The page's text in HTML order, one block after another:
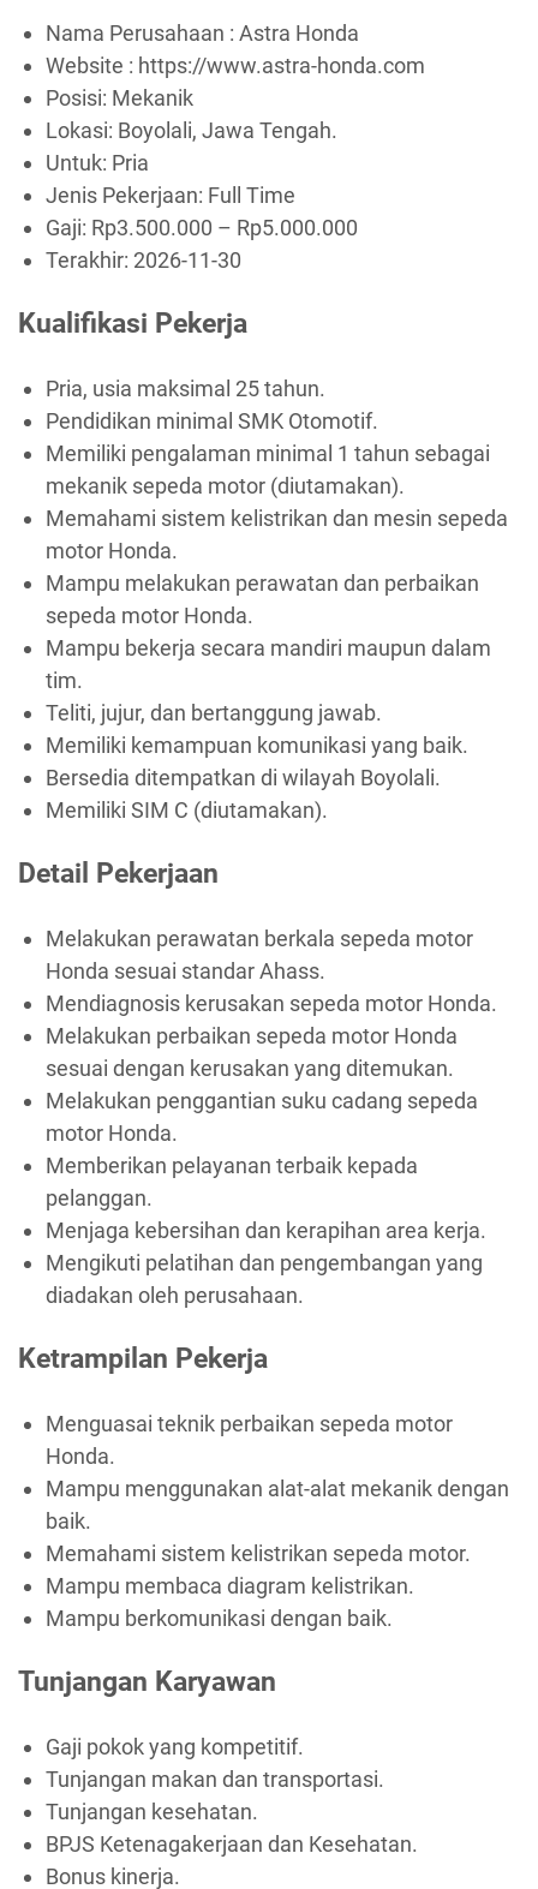
Nama Perusahaan : Astra Honda
Website : https://www.astra-honda.com
Posisi: Mekanik
Lokasi: Boyolali, Jawa Tengah.
Untuk: Pria
Jenis Pekerjaan: Full Time
Gaji: Rp3.500.000 – Rp5.000.000
Terakhir: 2026-11-30
Kualifikasi Pekerja
Pria, usia maksimal 25 tahun.
Pendidikan minimal SMK Otomotif.
Memiliki pengalaman minimal 1 tahun sebagai
mekanik sepeda motor (diutamakan).
Memahami sistem kelistrikan dan mesin sepeda
motor Honda.
Mampu melakukan perawatan dan perbaikan
sepeda motor Honda.
Mampu bekerja secara mandiri maupun dalam
tim.
Teliti, jujur, dan bertanggung jawab.
Memiliki kemampuan komunikasi yang baik.
Bersedia ditempatkan di wilayah Boyolali.
Memiliki SIM C (diutamakan).
Detail Pekerjaan
Melakukan perawatan berkala sepeda motor
Honda sesuai standar Ahass.
Mendiagnosis kerusakan sepeda motor Honda.
Melakukan perbaikan sepeda motor Honda
sesuai dengan kerusakan yang ditemukan.
Melakukan penggantian suku cadang sepeda
motor Honda.
Memberikan pelayanan terbaik kepada
pelanggan.
Menjaga kebersihan dan kerapihan area kerja.
Mengikuti pelatihan dan pengembangan yang
diadakan oleh perusahaan.
Ketrampilan Pekerja
Menguasai teknik perbaikan sepeda motor
Honda.
Mampu menggunakan alat-alat mekanik dengan
baik.
Memahami sistem kelistrikan sepeda motor.
Mampu membaca diagram kelistrikan.
Mampu berkomunikasi dengan baik.
Tunjangan Karyawan
Gaji pokok yang kompetitif.
Tunjangan makan dan transportasi.
Tunjangan kesehatan.
BPJS Ketenagakerjaan dan Kesehatan.
Bonus kinerja.